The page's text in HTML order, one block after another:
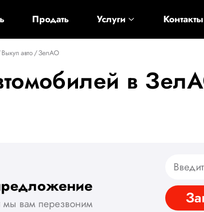
Продать Услуги Контакты
Выкуп авто /ЗелАО
в
мы вам перезвоним